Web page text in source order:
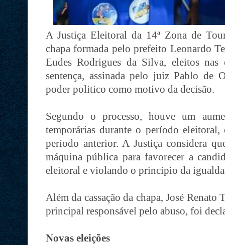
A Justiça Eleitoral da 14ª Zona de
chapa formada pelo prefeito Leonardo
Eudes Rodrigues da Silva, eleitos
sentença, assinada pelo juiz Pablo de
poder político como motivo da decisão.
Segundo o processo, houve um
temporárias durante o período
período anterior. A Justiça considera
máquina pública para favorecer a
eleitoral e violando o princípio da
Além da cassação da chapa, José
principal responsável pelo abuso, foi
Novas eleições